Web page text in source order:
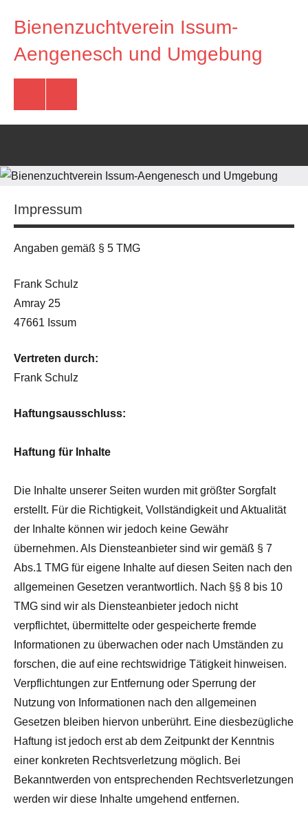
Inhalt
springen
Bienenzuchtverein Issum-
Aengenesch und Umgebung
Imkerverein
Aengenesch
Impressum
Angaben gemäß § 5 TMG
Frank Schulz
Amray 25
47661 Issum
Vertreten durch:
Frank Schulz
Haftungsausschluss:
Haftung für Inhalte
Die Inhalte unserer Seiten wurden mit größter Sorgfalt
erstellt. Für die Richtigkeit, Vollständigkeit und Aktualität
der Inhalte können wir jedoch keine Gewähr
übernehmen. Als Diensteanbieter sind wir gemäß § 7
Abs.1 TMG für eigene Inhalte auf diesen Seiten nach den
allgemeinen Gesetzen verantwortlich. Nach §§ 8 bis 10
TMG sind wir als Diensteanbieter jedoch nicht
verpflichtet, übermittelte oder gespeicherte fremde
Informationen zu überwachen oder nach Umständen zu
forschen, die auf eine rechtswidrige Tätigkeit hinweisen.
Verpflichtungen zur Entfernung oder Sperrung der
Nutzung von Informationen nach den allgemeinen
Gesetzen bleiben hiervon unberührt. Eine diesbezügliche
Haftung ist jedoch erst ab dem Zeitpunkt der Kenntnis
einer konkreten Rechtsverletzung möglich. Bei
Bekanntwerden von entsprechenden Rechtsverletzungen
werden wir diese Inhalte umgehend entfernen.